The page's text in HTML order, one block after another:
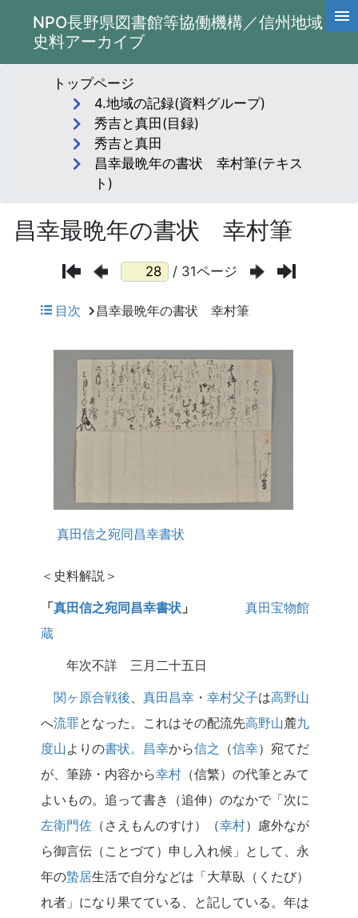
NPO長野県図書館等協働機構／信州地域
史料アーカイブ
トップページ
4.地域の記録(資料グループ)
秀吉と真田(目録)
秀吉と真田
昌幸最晩年の書状 幸村筆(テキス
ト)
昌幸最晩年の書状 幸村筆
/ 31ページ